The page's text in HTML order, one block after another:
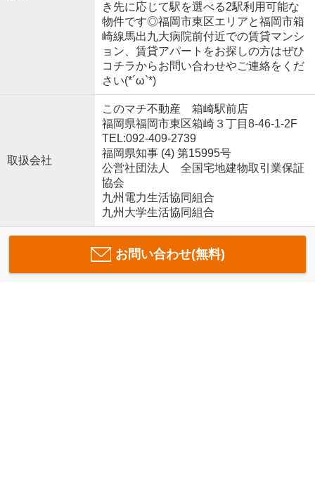
き先に応じて駅を選べる2駅利用可能な
物件です◎福岡市東区エリアと福岡市箱
崎線馬出九大病院前付近での賃貸マンシ
ョン、賃貸アパートをお探しの方はぜひ
コチラからお問い合わせやご連絡をくだ
さい(*´ω`*)
取扱会社
このマチ不動産 箱崎駅前店
福岡県福岡市東区箱崎３丁目8-46-1-2F
TEL:092-409-2739
福岡県知事 (4) 第15995号
公営社団法人 全国宅地建物取引業保証
協会
九州電力生活協同組合
九州大学生活協同組合
お問い合わせ(無料)